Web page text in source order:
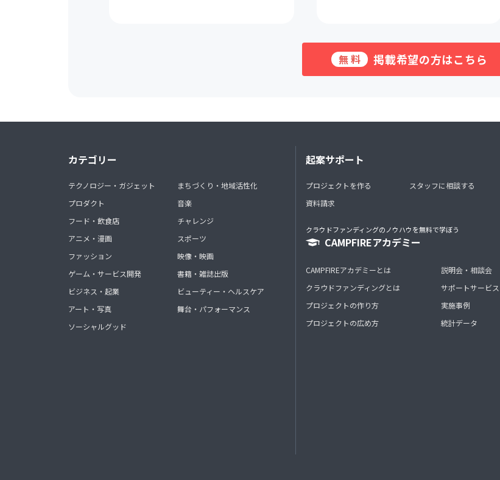
無料 掲載希望の方はこちら
カテゴリー
テクノロジー・ガジェット
プロダクト
フード・飲食店
アニメ・漫画
ファッション
ゲーム・サービス開発
ビジネス・起業
アート・写真
ソーシャルグッド
まちづくり・地域活性化
音楽
チャレンジ
スポーツ
映像・映画
書籍・雑誌出版
ビューティー・ヘルスケア
舞台・パフォーマンス
起案サポート
プロジェクトを作る
資料請求
スタッフに相談する
クラウドファンディングのノウハウを無料で学ぼう
CAMPFIREアカデミー
CAMPFIREアカデミーとは
クラウドファンディングとは
プロジェクトの作り方
プロジェクトの広め方
説明会・相談会
サポートサービス
実施事例
統計データ